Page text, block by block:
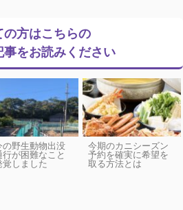
の方はこちらの
事をお読みください
の野生動物出没
行が困難なこと
覚しました
今期のカニシーズン
予約を確実に希望を
取る方法とは